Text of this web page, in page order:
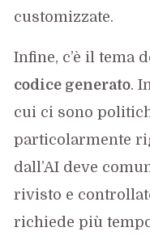
customizzate.
Infine, c’è il tema
codice generato.
cui ci sono
particolarmente
dall’AI deve
rivisto e
richiede più